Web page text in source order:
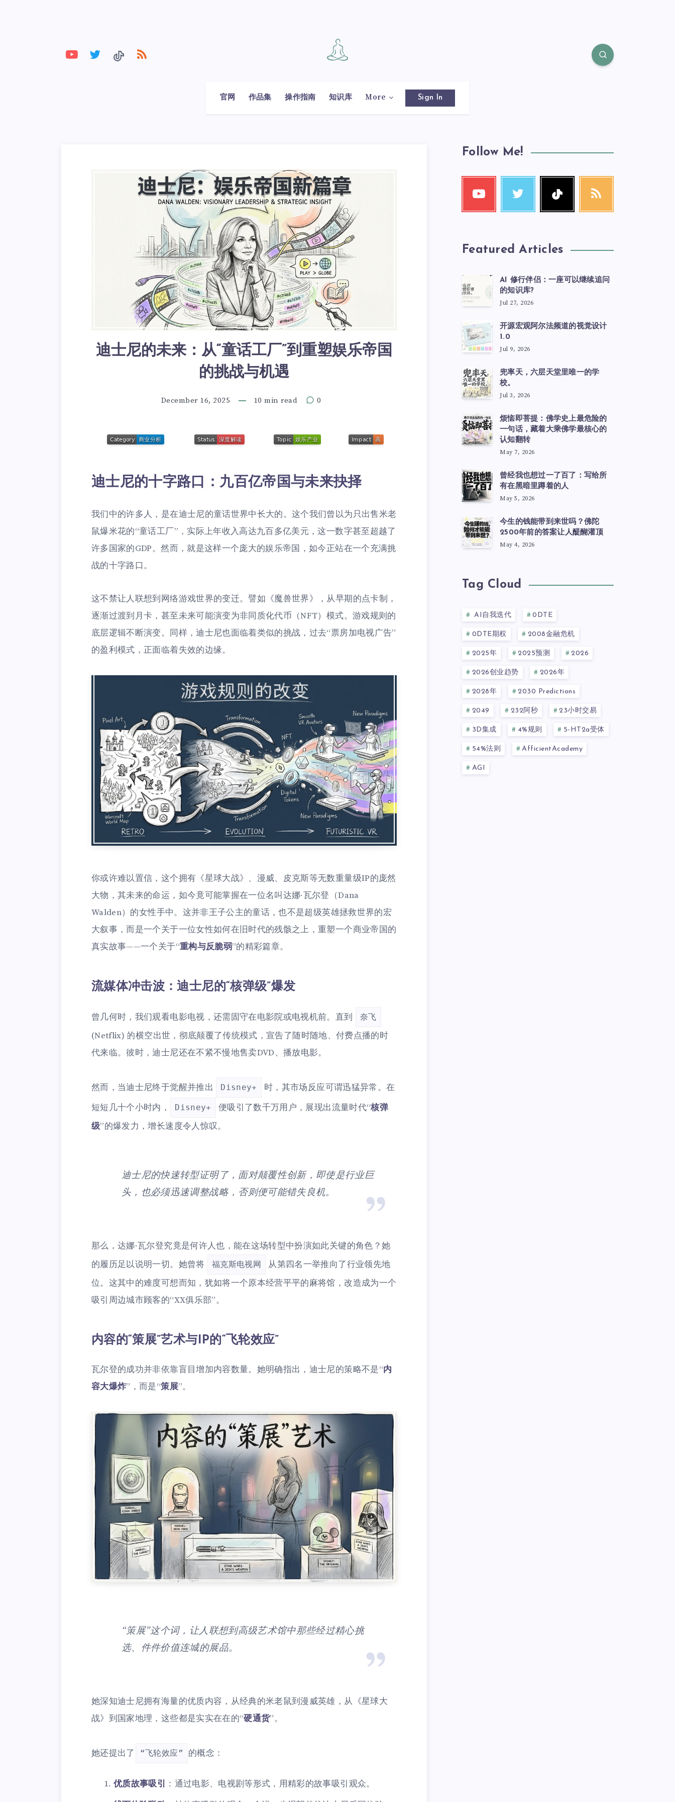
官网 作品集 操作指南 知识库 More Sign In
迪士尼的未来：从“童话工厂”到重塑娱乐帝国
的挑战与机遇
December 16, 2025 10 min read 0
迪士尼的十字路口：九百亿帝国与未来抉择
我们中的许多人，是在迪士尼的童话世界中长大的。这个我们曾以为只出售米老
鼠爆米花的“童话工厂”，实际上年收入高达九百多亿美元，这一数字甚至超越了
许多国家的GDP。然而，就是这样一个庞大的娱乐帝国，如今正站在一个充满挑
战的十字路口。
这不禁让人联想到网络游戏世界的变迁。譬如《魔兽世界》，从早期的点卡制，
逐渐过渡到月卡，甚至未来可能演变为非同质化代币（NFT）模式。游戏规则的
底层逻辑不断演变。同样，迪士尼也面临着类似的挑战，过去“票房加电视广告”
的盈利模式，正面临着失效的边缘。
你或许难以置信，这个拥有《星球大战》、漫威、皮克斯等无数重量级IP的庞然
大物，其未来的命运，如今竟可能掌握在一位名叫达娜·瓦尔登（Dana
Walden）的女性手中。这并非王子公主的童话，也不是超级英雄拯救世界的宏
大叙事，而是一个关于一位女性如何在旧时代的残骸之上，重塑一个商业帝国的
真实故事——一个关于“重构与反脆弱”的精彩篇章。
流媒体冲击波：迪士尼的“核弹级”爆发
曾几何时，我们观看电影电视，还需固守在电影院或电视机前。直到 奈飞
(Netflix) 的横空出世，彻底颠覆了传统模式，宣告了随时随地、付费点播的时
代来临。彼时，迪士尼还在不紧不慢地售卖DVD、播放电影。
然而，当迪士尼终于觉醒并推出 Disney+
时，其市场反应可谓迅猛异常。在
短短几十个小时内，
Disney+ 便吸引了数千万用户，展现出流量时代“核弹
级”的爆发力，增长速度令人惊叹。
迪士尼的快速转型证明了，面对颠覆性创新，即使是行业巨
头，也必须迅速调整战略，否则便可能错失良机。
那么，达娜·瓦尔登究竟是何许人也，能在这场转型中扮演如此关键的角色？她
的履历足以说明一切。她曾将
福克斯电视网
从第四名一举推向了行业领先地
位。这其中的难度可想而知，犹如将一个原本经营平平的麻将馆，改造成为一个
吸引周边城市顾客的“XX俱乐部”。
内容的“策展”艺术与IP的“飞轮效应”
瓦尔登的成功并非依靠盲目增加内容数量。她明确指出，迪士尼的策略不是“内
容大爆炸”，而是“策展”。
“策展”这个词，让人联想到高级艺术馆中那些经过精心挑
选、件件价值连城的展品。
她深知迪士尼拥有海量的优质内容，从经典的米老鼠到漫威英雄，从《星球大
战》到国家地理，这些都是实实在在的“硬通货”。
她还提出了 “飞轮效应” 的概念：
优质故事吸引
：通过电影、电视剧等形式，用精彩的故事吸引观众。
Follow Me!
Featured Articles
AI 修行伴侣：一座可以继续追问
的知识库?
Jul 27, 2026
开源宏观阿尔法频道的视觉设计
1.0
Jul 9, 2026
兜率天，六层天堂里唯一的学
校。
Jul 3, 2026
烦恼即菩提：佛学史上最危险的
一句话，藏着大乘佛学最核心的
认知翻转
May 7, 2026
曾经我也想过一了百了：写给所
有在黑暗里蹲着的人
May 5, 2026
今生的钱能带到来世吗？佛陀
2500年前的答案让人醍醐灌顶
May 4, 2026
Tag Cloud
AI自我迭代 0DTE
0DTE期权 2008金融危机
2025年 2025预测 2026
2026创业趋势 2026年
2028年 2030 Predictions
2049 232阿秒 23小时交易
3D集成 4%规则 5-HT2a受体
54%法则 AfficientAcademy
AGI